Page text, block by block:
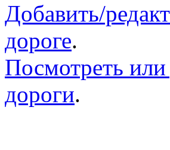
Добавить/
дороге.
Посмотреть
дороги.